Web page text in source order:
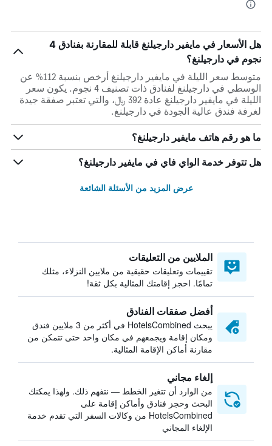
هل الأسعار في مايفير دارجيلنغ قابلة للمقارنة بفنادق 4
نجوم في دارجيلنغ؟
متوسط سعر الليلة في مايفير دارجيلنغ أرخص بنسبة 112% عن
الوسطي في دارجيلنغ لفنادق ذات تصنيف 4 نجوم. يكون سعر
الليلة في مايفير دارجيلنغ عادة 392 ﷼، والتي تعتبر صفقة جيدة
لغرفة فندق عالية الجودة في دارجيلنغ.
ما هو رقم هاتف مايفير دارجيلنغ؟
هل تتوفر خدمة الواي فاي في مايفير دارجيلنغ؟
عرض المزيد من الأسئلة الشائعة
الملايين من التعليقات
تقييمات وتعليقات حقيقية من ملايين النزلاء، مثلك
تمامًا. احجز إقامتك المثالية بكل ثقة!
أفضل صفقات الفنادق
يبحث HotelsCombined في أكثر من 3 ملايين فندق
ومكان إقامة ويجمعهم في مكان واحد حتى تتمكن من
مقارنة أماكن الإقامة المثالية.
إلغاء مجاني
من الوارد أن تتغير الخطط — نتفهم ذلك. ولهذا يمكنك
البحث وحجز فنادق وأماكن إقامة على
HotelsCombined من وكالات السفر التي تقدم خدمة
الإلغاء المجاني